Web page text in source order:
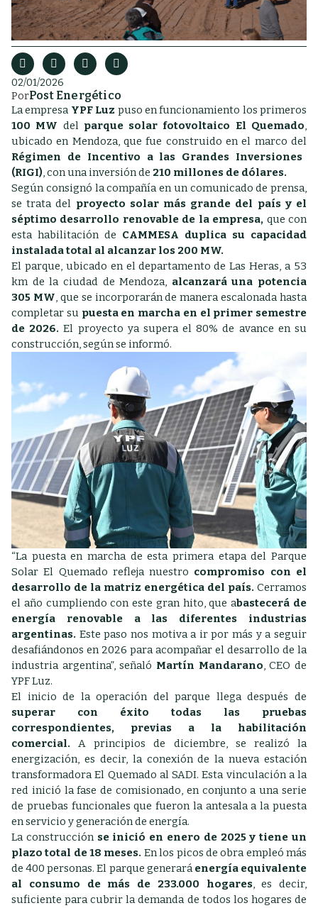
02/01/2026
PorPost Energético
La empresaYPF Luz puso en funcionamiento los primeros
100 MW delparque solar fotovoltaico El Quemado,
ubicado en Mendoza, que fue construido en el marco del
Régimen de Incentivo a las Grandes Inversiones
(RIGI), con una inversión de 210 millones de dólares.
Según consignó la compañía en un comunicado de prensa,
se trata del proyecto solar más grande del país y el
séptimo desarrollo renovable de la empresa, que con
esta habilitación de CAMMESA duplica su capacidad
instalada total al alcanzar los 200 MW.
El parque, ubicado en el departamento de Las Heras, a 53
km de la ciudad de Mendoza, alcanzará una potencia
305 MW, que se incorporarán de manera escalonada hasta
completar su puesta en marcha en el primer semestre
de 2026.El proyecto ya supera el 80% de avance en su
construcción, según se informó.
“La puesta en marcha de esta primera etapa del Parque
Solar El Quemado refleja nuestro compromiso con el
desarrollo de la matriz energética del país. Cerramos
el año cumpliendo con este gran hito, que abastecerá de
energía renovable a las diferentes industrias
argentinas. Este paso nos motiva a ir por más y a seguir
desafiándonos en 2026 para acompañar el desarrollo de la
industria argentina”, señaló Martín Mandarano, CEO de
YPF Luz.
El inicio de la operación del parque llega después de
superar con éxito todas las pruebas
correspondientes, previas a la habilitación
comercial. A principios de diciembre, se realizó la
energización, es decir, la conexión de la nueva estación
transformadora El Quemado al SADI. Esta vinculación a la
red inició la fase de comisionado, en conjunto a una serie
de pruebas funcionales que fueron la antesala a la puesta
en servicio y generación de energía.
La construcción se inició en enero de 2025 y tiene un
plazo total de 18 meses. En los picos de obra empleó más
de 400 personas. El parque generaráenergía equivalente
al consumo de más de 233.000 hogares, es decir,
suficiente para cubrir la demanda de todos los hogares de